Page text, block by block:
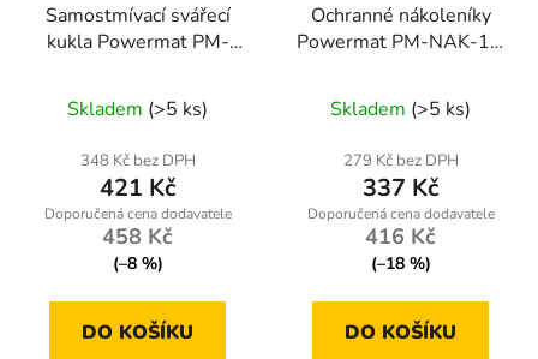
Samostmívací svářecí
kukla Powermat PM-
Skladem (>5 ks)
348 Kč bez DPH
421 Kč
458 Kč
(–8 %)
DO KOŠÍKU
Ochranné nákoleníky
Powermat PM-NAK-1T,
velikost
Skladem (>5 ks)
279 Kč bez DPH
337 Kč
416 Kč
(–18 %)
DO KOŠÍKU